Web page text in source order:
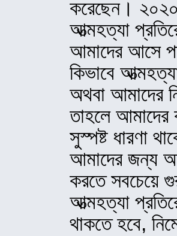
করেছেন।
আত্মহত্যা
আমাদের আসে
কিভাবে
অথবা আমাদের
তাহলে আমাদের
সুস্পষ্ট ধারণা
আমাদের জন্য
করতে সবচেয়ে
আত্মহত্যা
থাকতে হবে,